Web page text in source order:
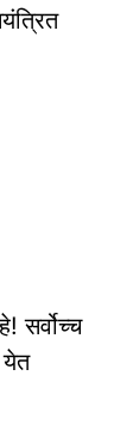
सर्वोच्च
येत